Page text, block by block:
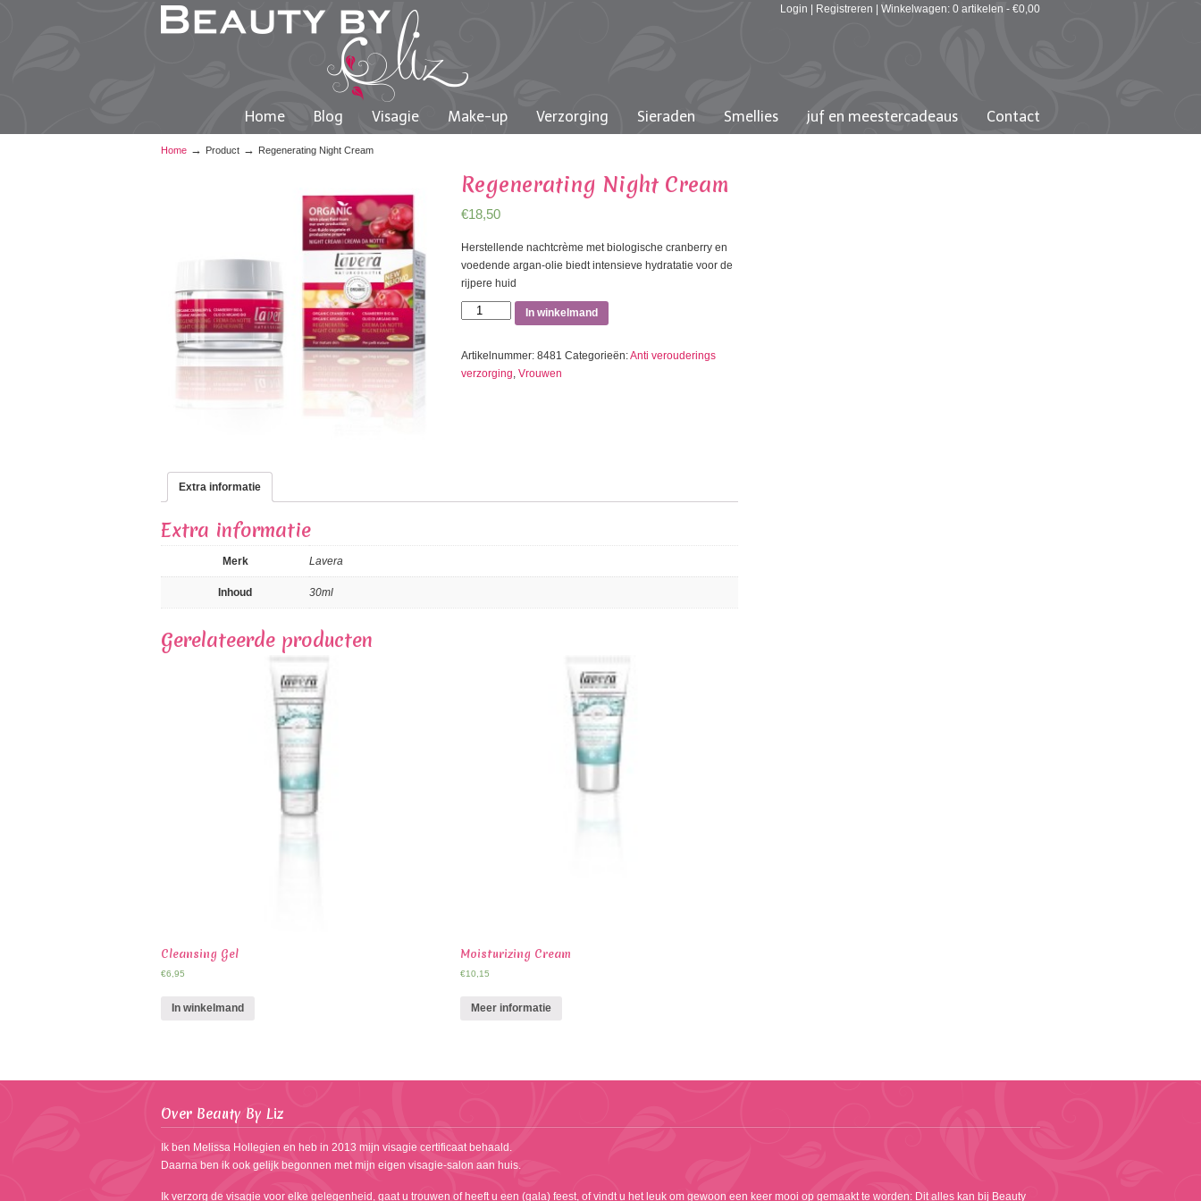
Login Registreren Winkelwagen: 0 artikelen - €0,00
Home Blog Visagie Make-up Verzorging Sieraden Smellies juf en meestercadeaus Contact
Home → Product → Regenerating Night Cream
Regenerating Night Cream
€18,50
Herstellende nachtcrème met biologische cranberry en
voedende argan-olie biedt intensieve hydratatie voor de
rijpere huid
RegeneratingIn winkelmand
Artikelnummer: 8481 Categorieën:Anti verouderings
verzorging, Vrouwen
Extra informatie
Extra informatie
Merk Lavera
Inhoud 30ml
Gerelateerde producten
Cleansing Gel
€6,95
In winkelmand
Moisturizing Cream
€10,15
Meer informatie
Over Beauty By Liz
Ik ben Melissa Hollegien en heb in 2013 mijn visagie certificaat behaald.
Daarna ben ik ook gelijk begonnen met mijn eigen visagie-salon aan huis.
Ik verzorg de visagie voor elke gelegenheid, gaat u trouwen of heeft u een (gala) feest, of vindt u het leuk om gewoon een keer mooi op gemaakt te worden: Dit alles kan bij Beauty